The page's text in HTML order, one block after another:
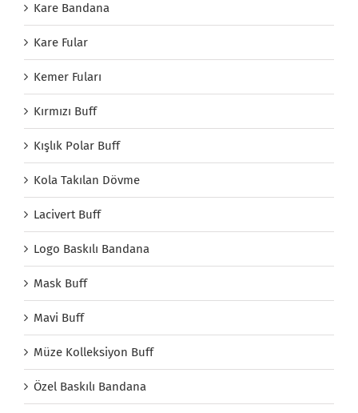
Kare Bandana
Kare Fular
Kemer Fuları
Kırmızı Buff
Kışlık Polar Buff
Kola Takılan Dövme
Lacivert Buff
Logo Baskılı Bandana
Mask Buff
Mavi Buff
Müze Kolleksiyon Buff
Özel Baskılı Bandana